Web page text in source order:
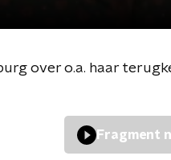
over o.a. haar
Fragment